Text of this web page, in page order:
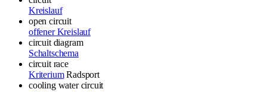
Kreislauf
open circuit
offener Kreislauf
circuit diagram
Schaltschema
circuit race
Kriterium Radsport
cooling water circuit